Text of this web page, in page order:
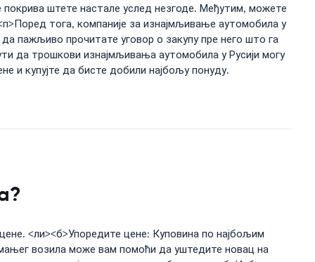
покрива штете настале услед незгоде. Међутим, можете
тога, компаније за изнајмљивање аутомобила у
пажљиво прочитате уговор о закупу пре него што га
да трошкови изнајмљивања аутомобила у Русији могу
и купујте да бисте добили најбољу понуду.
<ли><б>Упоредите цене: Куповина по најбољим
возила може вам помоћи да уштедите новац на